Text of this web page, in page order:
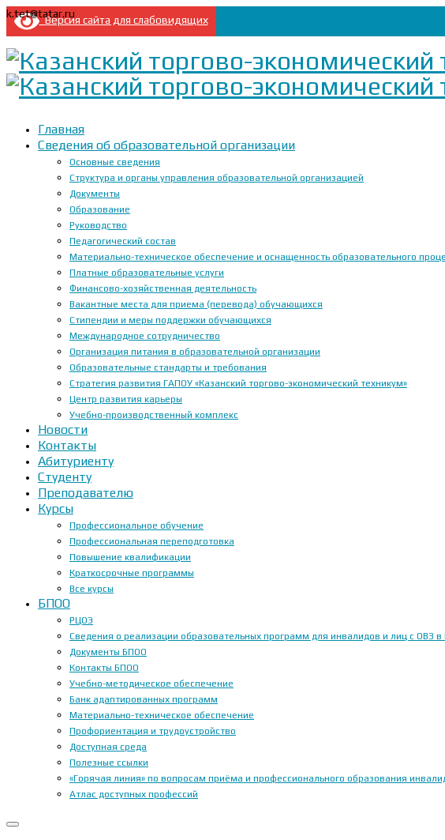
Версия сайта для слабовидящих
k.tet@tatar.ru
Главная
Сведения об образовательной организации
Основные сведения
Структура и органы управления образовательной организацией
Документы
Образование
Руководство
Педагогический состав
Материально-техническое обеспечение и оснащенность образовательного
Платные образовательные услуги
Финансово-хозяйственная деятельность
Вакантные места для приема (перевода) обучающихся
Стипендии и меры поддержки обучающихся
Международное сотрудничество
Организация питания в образовательной организации
Образовательные стандарты и требования
Стратегия развития ГАПОУ «Казанский торгово-экономический техникум»
Центр развития карьеры
Учебно-производственный комплекс
Новости
Контакты
Абитуриенту
Студенту
Преподавателю
Курсы
Профессиональное обучение
Профессиональная переподготовка
Повышение квалификации
Краткосрочные программы
Все курсы
БПОО
РЦОЭ
Сведения о реализации образовательных программ для инвалидов и лиц с ОВЗ
Документы БПОО
Контакты БПОО
Учебно-методическое обеспечение
Банк адаптированных программ
Материально-техническое обеспечение
Профориентация и трудоустройство
Доступная среда
Полезные ссылки
«Горячая линия» по вопросам приёма и профессионального образования
Атлас доступных профессий